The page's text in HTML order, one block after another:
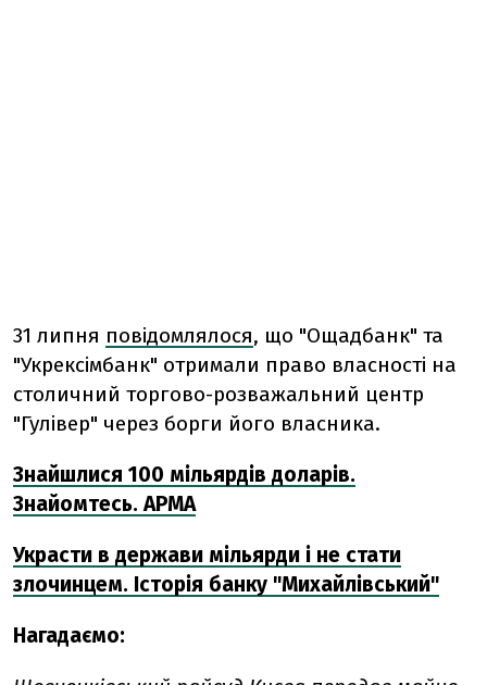
31 липня повідомлялося, що "Ощадбанк" та
"Укрексімбанк" отримали право власності на
столичний торгово-розважальний центр
"Гулівер" через борги його власника.
Знайшлися 100 мільярдів доларів.
Знайомтесь. АРМА
Украсти в держави мільярди і не стати
злочинцем. Історія банку "Михайлівський"
Нагадаємо: